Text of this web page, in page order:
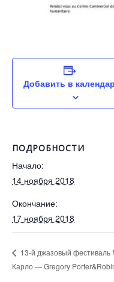
Добавить в
ПОДРОБНОСТИ
Начало:
14 ноября 2018
Окончание:
17 ноября 2018
13-й джазовый фестиваль
Карло — Gregory